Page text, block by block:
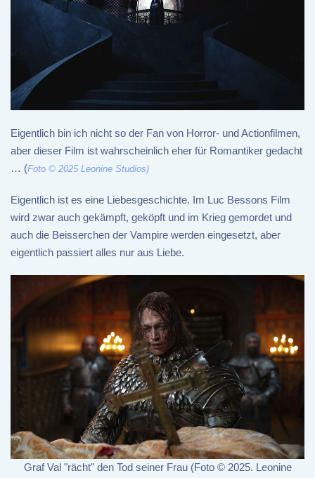
Eigentlich bin ich nicht so der Fan von Horror- und Actionfilmen,
aber dieser Film ist wahrscheinlich eher für Romantiker gedacht
… (Foto © 2025 Leonine Studios)
Eigentlich ist es eine Liebesgeschichte. Im Luc Bessons Film
wird zwar auch gekämpft, geköpft und im Krieg gemordet und
auch die Beisserchen der Vampire werden eingesetzt, aber
eigentlich passiert alles nur aus Liebe.
Graf Val "rächt" den Tod seiner Frau (Foto © 2025. Leonine